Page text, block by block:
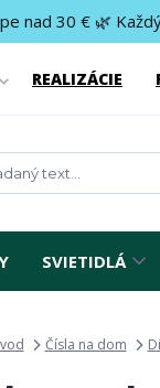
nad 30 € 🌿
REALIZÁCIE
SVIETIDLÁ
Čísla na dom